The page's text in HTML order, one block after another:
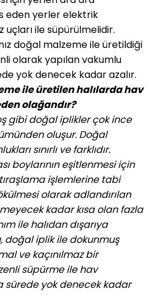
eden yerler elektrik
uçları ile süpürülmelidir.
doğal malzeme ile üretildiği
olarak yapılan vakumlu
yok denecek kadar azalır.
ile üretilen halılarda hav
olağandır?
gibi doğal iplikler çok ince
oluşur. Doğal
sınırlı ve farklıdır.
boylarının eşitlenmesi için
işlemlerine tabi
olarak adlandırılan
kadar kısa olan fazla
ile halıdan dışarıya
doğal iplik ile dokunmuş
ve kaçınılmaz bir
süpürme ile hav
sürede yok denecek kadar